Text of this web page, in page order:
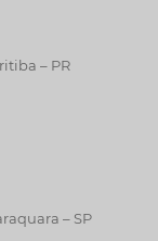
– PR
– SP